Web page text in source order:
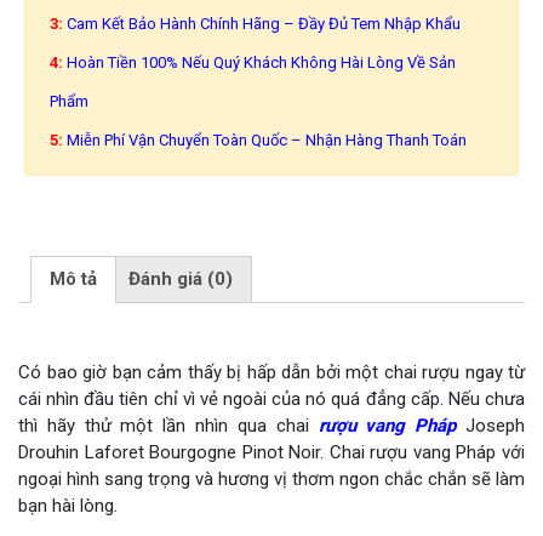
3: Cam Kết Bảo Hành Chính Hãng – Đầy Đủ Tem Nhập Khẩu
4: Hoàn Tiền 100% Nếu Quý Khách Không Hài Lòng Về Sản
Phẩm
5: Miễn Phí Vận Chuyển Toàn Quốc – Nhận Hàng Thanh Toán
Mô tả Đánh giá (0)
Có bao giờ bạn cảm thấy bị hấp dẫn bởi một chai rượu ngay từ
cái nhìn đầu tiên chỉ vì vẻ ngoài của nó quá đẳng cấp. Nếu chưa
thì hãy thử một lần nhìn qua chai rượu vang PhápJoseph
Drouhin Laforet Bourgogne Pinot Noir. Chai rượu vang Pháp với
ngoại hình sang trọng và hương vị thơm ngon chắc chắn sẽ làm
bạn hài lòng.